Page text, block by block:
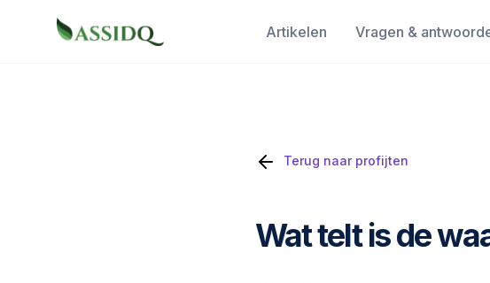
Artikelen Vragen &
Terug naar profijten
Wat telt is de